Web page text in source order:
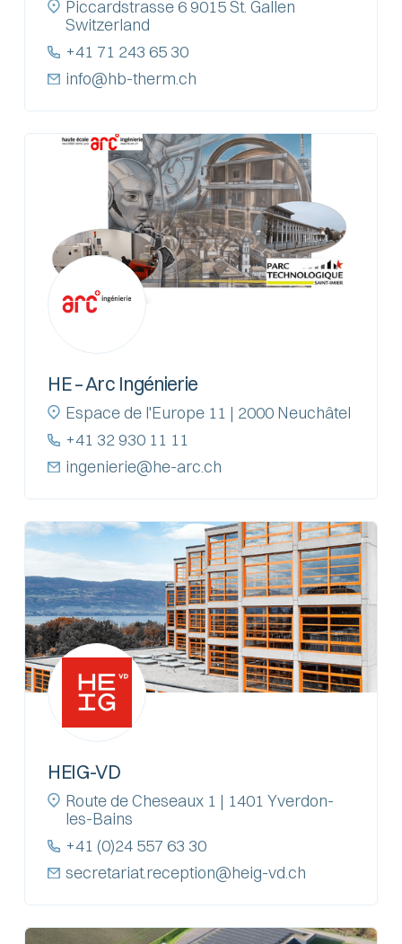
Piccardstrasse 6 9015 St. Gallen
Switzerland
+41 71 243 65 30
info@hb-therm.ch
HE – Arc Ingénierie
Espace de l'Europe 11 | 2000 Neuchâtel
+41 32 930 11 11
ingenierie@he-arc.ch
HEIG-VD
Route de Cheseaux 1 | 1401 Yverdon-
les-Bains
+41 (0)24 557 63 30
secretariat.reception@heig-vd.ch